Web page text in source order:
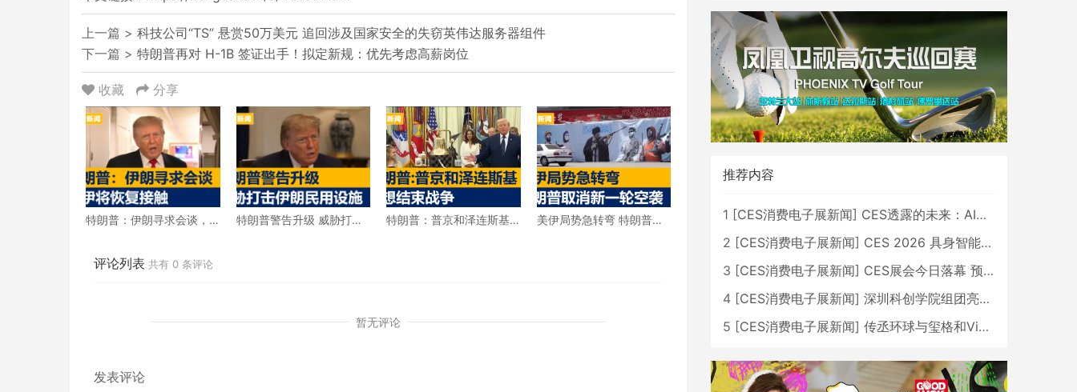
上一篇 > 科技公司“TS” 悬赏50万美元 追回涉及国家安全的失窃英伟达服务器组件
下一篇 > 特朗普再对 H-1B 签证出手！拟定新规：优先考虑高薪岗位
收藏 分享
特朗普：伊朗寻求会谈，
特朗普警告升级 威胁打击
特朗普：普京和泽连斯基
美伊局势急转弯 特朗普宣
评论列表 共有 0 条评论
暂无评论
发表评论
推荐内容
1 [CES消费电子展新闻] CES透露的未来：AI、机器人与智能生活大爆发
2 [CES消费电子展新闻] CES 2026 具身智能与创新领域 中国公司大放异彩
3 [CES消费电子展新闻] CES展会今日落幕 预计2026行业收入将超五千亿美元
4 [CES消费电子展新闻] 深圳科创学院组团亮相CES 广受好评
5 [CES消费电子展新闻] 传丞环球与玺格和VibeLens共同推出全新耳机